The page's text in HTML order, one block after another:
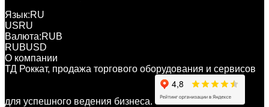
Язык:RU
USRU
Валюта:RUB
RUBUSD
О компании
ТД Роккат, продажа торгового оборудования и сервисов
для успешного ведения бизнеса.